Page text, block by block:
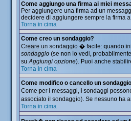
Come aggiungo una firma ai miei
Per aggiungere una firma ad un
decidere di aggiungere sempre la firma
Torna in cima
Come creo un sondaggio?
Creare un sondaggio � facile: quando
sondaggio(se non lo vedi,
suAggiungi opzione). Puoi anche
Torna in cima
Come modifico o cancello un
Come per i messaggi, i sondaggi
associato il sondaggio). Se nessuno ha
Torna in cima